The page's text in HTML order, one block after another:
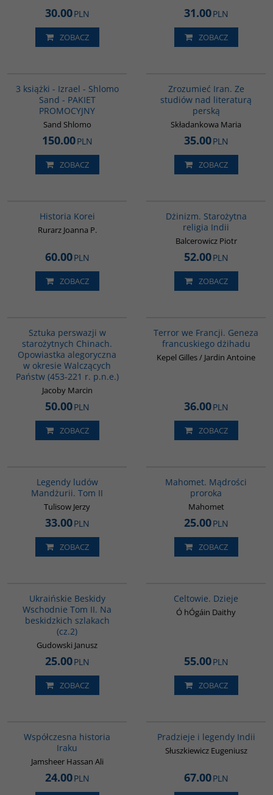
30.00PLN
ZOBACZ
31.00PLN
ZOBACZ
3 książki - Izrael - Shlomo
Sand - PAKIET
PROMOCYJNY
Sand Shlomo
150.00PLN
ZOBACZ
Zrozumieć Iran. Ze
studiów nad literaturą
perską
Składankowa Maria
35.00PLN
ZOBACZ
Historia Korei
Rurarz Joanna P.
60.00PLN
ZOBACZ
Dżinizm. Starożytna
religia Indii
Balcerowicz Piotr
52.00PLN
ZOBACZ
Sztuka perswazji w
starożytnych Chinach.
Opowiastka alegoryczna
w okresie Walczących
Państw (453-221 r. p.n.e.)
Jacoby Marcin
50.00PLN
ZOBACZ
Terror we Francji. Geneza
francuskiego dżihadu
Kepel Gilles / Jardin Antoine
36.00PLN
ZOBACZ
Legendy ludów
Mandżurii. Tom II
Tulisow Jerzy
33.00PLN
ZOBACZ
Mahomet. Mądrości
proroka
Mahomet
25.00PLN
ZOBACZ
Ukraińskie Beskidy
Wschodnie Tom II. Na
beskidzkich szlakach
(cz.2)
Gudowski Janusz
25.00PLN
ZOBACZ
Celtowie. Dzieje
Ó hÓgáin Daithy
55.00PLN
ZOBACZ
Współczesna historia
Iraku
Jamsheer Hassan Ali
24.00PLN
Pradzieje i legendy Indii
Słuszkiewicz Eugeniusz
67.00PLN